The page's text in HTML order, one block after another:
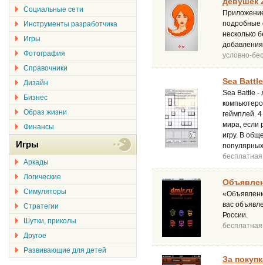
подробные
несколько
условно-
Sea
Sea Battle -
геймплей.
мира, если
игру. В
бесплатная
вас
России.
бесплатная
За
Социальные сети
Инструменты разработчика
Игры
Фотография
Справочники
Дизайн
Бизнес
Образ жизни
Финансы
Игры
Аркады
Логические
Симуляторы
Стратегии
Шутки, приколы
Другое
Развивающие для детей